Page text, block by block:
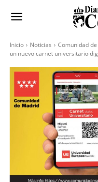
Inicio Noticias Comunidad
un nuevo carnet universitario